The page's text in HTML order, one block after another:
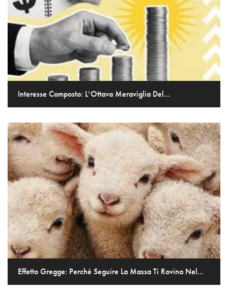
Interesse Composto: L’Ottava Meraviglia Del...
Effetto Gregge: Perché Seguire La Massa Ti Rovina Nel...